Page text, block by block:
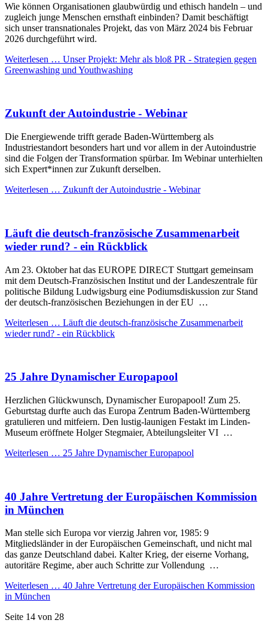
Wie können Organisationen glaubwürdig und ethisch handeln – und
zugleich junge Menschen ernsthaft einbinden? Damit beschäftigt
sich unser transnationales Projekt, das von März 2024 bis Februar
2026 durchgeführt wird.
Weiterlesen … Unser Projekt: Mehr als bloß PR - Strategien gegen
Greenwashing und Youthwashing
Zukunft der Autoindustrie - Webinar
Die Energiewende trifft gerade Baden-Württemberg als
Industriestandort besonders hart und vor allem in der Autoindustrie
sind die Folgen der Transformation spürbar. Im Webinar unterhielten
sich Expert*innen zur Zukunft derselben.
Weiterlesen … Zukunft der Autoindustrie - Webinar
Läuft die deutsch-französische Zusammenarbeit
wieder rund? - ein Rückblick
Am 23. Oktober hat das EUROPE DIRECT Stuttgart gemeinsam
mit dem Deutsch-Französischen Institut und der Landeszentrale für
politische Bildung Ludwigsburg eine Podiumsdiskussion zur Stand
der deutsch-französischen Beziehungen in der EU …
Weiterlesen … Läuft die deutsch-französische Zusammenarbeit
wieder rund? - ein Rückblick
25 Jahre Dynamischer Europapool
Herzlichen Glückwunsch, Dynamischer Europapool! Zum 25.
Geburtstag durfte auch das Europa Zentrum Baden-Württemberg
gratulieren und mitfeiern. Den lustig-launigen Festakt im Linden-
Museum eröffnete Holger Stegmaier, Abteilungsleiter VI …
Weiterlesen … 25 Jahre Dynamischer Europapool
40 Jahre Vertretung der Europäischen Kommission
in München
Man stelle sich Europa vor vierzig Jahren vor, 1985: 9
Mitgliedsländer in der Europäischen Gemeinschaft, und nicht mal
das ganze Deutschland dabei. Kalter Krieg, der eiserne Vorhang,
autoritäre Regime, aber auch Schritte zur Vollendung …
Weiterlesen … 40 Jahre Vertretung der Europäischen Kommission
in München
Seite 14 von 28